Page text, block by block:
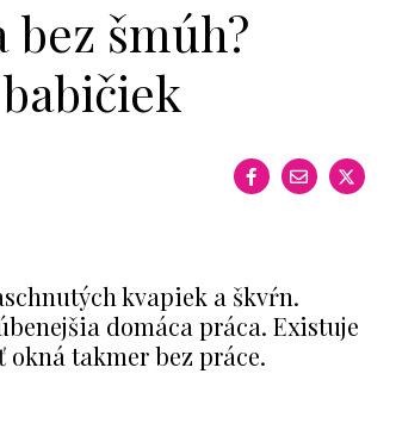
šmúh?
kvapiek a škvŕn.
domáca práca. Existuje
takmer bez práce.